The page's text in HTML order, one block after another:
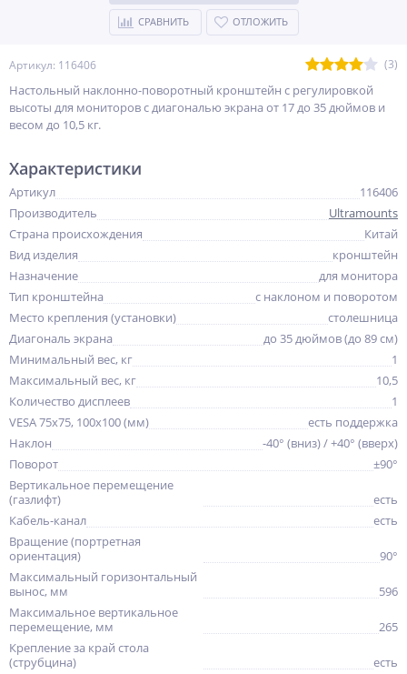
Артикул: 116406 (3)
Настольный наклонно-поворотный кронштейн с регулировкой
высоты для мониторов с диагональю экрана от 17 до 35 дюймов и
весом до 10,5 кг.
СРАВНИТЬ ОТЛОЖИТЬ
Характеристики
Артикул
116406
Производитель
Ultramounts
Страна происхождения
Китай
Вид изделия
кронштейн
Назначение
для монитора
Тип кронштейна
с наклоном и поворотом
Место крепления (установки)
столешница
Диагональ экрана
до 35 дюймов (до 89 см)
Минимальный вес, кг
1
Максимальный вес, кг
10,5
Количество дисплеев
1
VESA 75x75, 100x100 (мм)
есть поддержка
Наклон
-40° (вниз) / +40° (вверх)
Поворот
±90°
Вертикальное перемещение
(газлифт)
есть
Кабель-канал
есть
Вращение (портретная
ориентация)
90°
Максимальный горизонтальный
вынос, мм
596
Максимальное вертикальное
перемещение, мм
265
Крепление за край стола
(струбцина)
есть